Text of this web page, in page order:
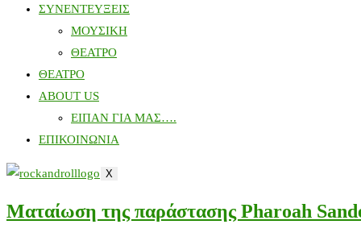
ΣΥΝΕΝΤΕΥΞΕΙΣ
ΜΟΥΣΙΚΗ
ΘΕΑΤΡΟ
ΘΕΑΤΡΟ
ABOUT US
ΕΙΠΑΝ ΓΙΑ ΜΑΣ….
ΕΠΙΚΟΙΝΩΝΙΑ
X
Ματαίωση της παράστασης Pharoah